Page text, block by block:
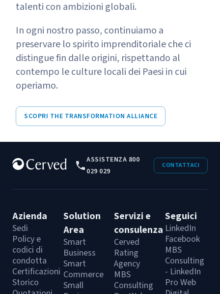
talenti con ambizioni globali.
In ogni nostro passo, continuiamo a
preservare lo spirito imprenditoriale che ci
distingue fin dalle origini, rispettando al
contempo le culture locali dei Paesi in cui
operiamo.
SCOPRI THE TRANSFORMATION ALLIANCE
ASSISTENZA 800
029 029
CONTATTACI
Azienda
Sedi
Policy e
codici di
condotta
Certificazioni
Storico
Solution
Area
Smart
Business
Smart
Commerce
Small
Servizi e
consulenza
Cerved
Rating
Agency
MBS
Consulting
Seguici
LinkedIn
Facebook
MBS
Consulting
- LinkedIn
Pro Web